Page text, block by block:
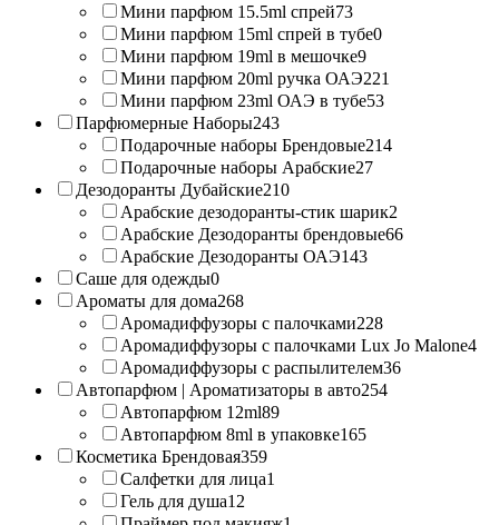
Мини парфюм 15.5ml спрей73
Мини парфюм 15ml спрей в тубе0
Мини парфюм 19ml в мешочке9
Мини парфюм 20ml ручка ОАЭ221
Мини парфюм 23ml ОАЭ в тубе53
Парфюмерные Наборы243
Подарочные наборы Брендовые214
Подарочные наборы Арабские27
Дезодоранты Дубайские210
Арабские дезодоранты-стик шарик2
Арабские Дезодоранты брендовые66
Арабские Дезодоранты ОАЭ143
Саше для одежды0
Ароматы для дома268
Аромадиффузоры с палочками228
Аромадиффузоры с палочками Lux Jo Malone4
Аромадиффузоры с распылителем36
Автопарфюм | Ароматизаторы в авто254
Автопарфюм 12ml89
Автопарфюм 8ml в упаковке165
Косметика Брендовая359
Салфетки для лица1
Гель для душа12